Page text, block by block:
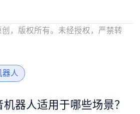
，版权所有。未经授权，严禁转
器人
器人适用于哪些场景？